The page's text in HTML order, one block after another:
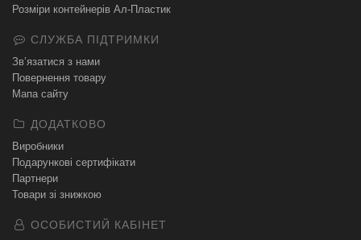
Розміри контейнерів Ал-Пластик
СЛУЖБА ПІДТРИМКИ
Зв’язатися з нами
Повернення товару
Мапа сайту
ДОДАТКОВО
Виробники
Подарункові сертифікати
Партнери
Товари зі знижкою
ОСОБИСТИЙ КАБІНЕТ